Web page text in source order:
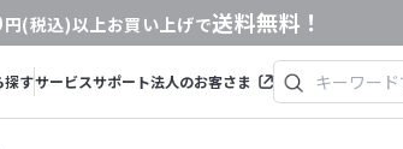
円(税込)以上お買い上げで送料無料！
探すサービスサポート法人のお客さま